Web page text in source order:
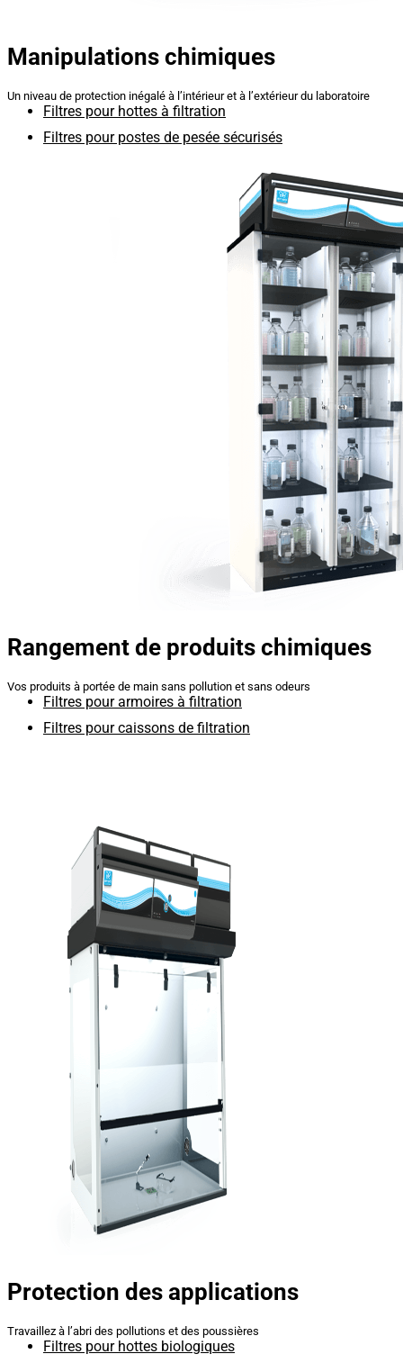
Manipulations chimiques
Un niveau de protection inégalé à l’intérieur et à l’extérieur du laboratoire
Filtres pour hottes à filtration
Filtres pour postes de pesée sécurisés
Rangement de produits chimiques
Vos produits à portée de main sans pollution et sans odeurs
Filtres pour armoires à filtration
Filtres pour caissons de filtration
Protection des applications
Travaillez à l’abri des pollutions et des poussières
Filtres pour hottes biologiques